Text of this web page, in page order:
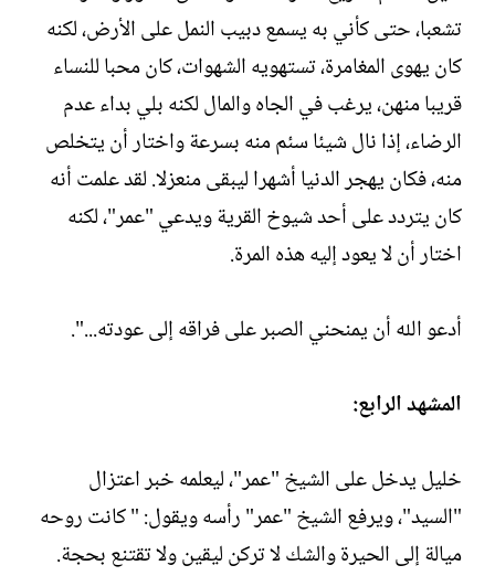
تشعبا، حتى كأني به يسمع دبيب النمل على الأرض، لكنه
كان يهوى المغامرة، تستهويه الشهوات، كان محبا للنساء
قريبا منهن، يرغب في الجاه والمال لكنه بلي بداء عدم
الرضاء، إذا نال شيئا سئم منه بسرعة واختار أن يتخلص
منه، فكان يهجر الدنيا أشهرا ليبقى منعزلا. لقد علمت أنه
كان يتردد على أحد شيوخ القرية ويدعي "عمر"، لكنه
اختار أن لا يعود إليه هذه المرة.
أدعو الله أن يمنحني الصبر على فراقه إلى عودته...".
المشهد الرابع:
خليل يدخل على الشيخ "عمر"، ليعلمه خبر اعتزال
"السيد"، ويرفع الشيخ "عمر" رأسه ويقول: " كانت روحه
ميالة إلى الحيرة والشك لا تركن ليقين ولا تقتنع بحجة.